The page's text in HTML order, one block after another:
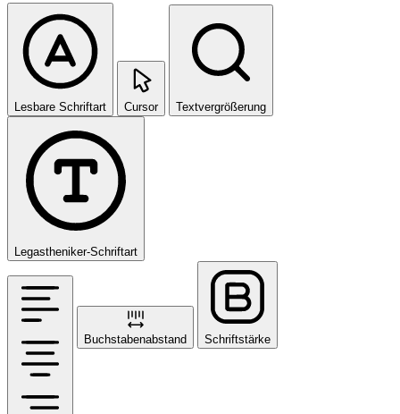
Lesbare Schriftart Cursor Textvergrößerung
Legastheniker-Schriftart
Buchstabenabstand Schriftstärke